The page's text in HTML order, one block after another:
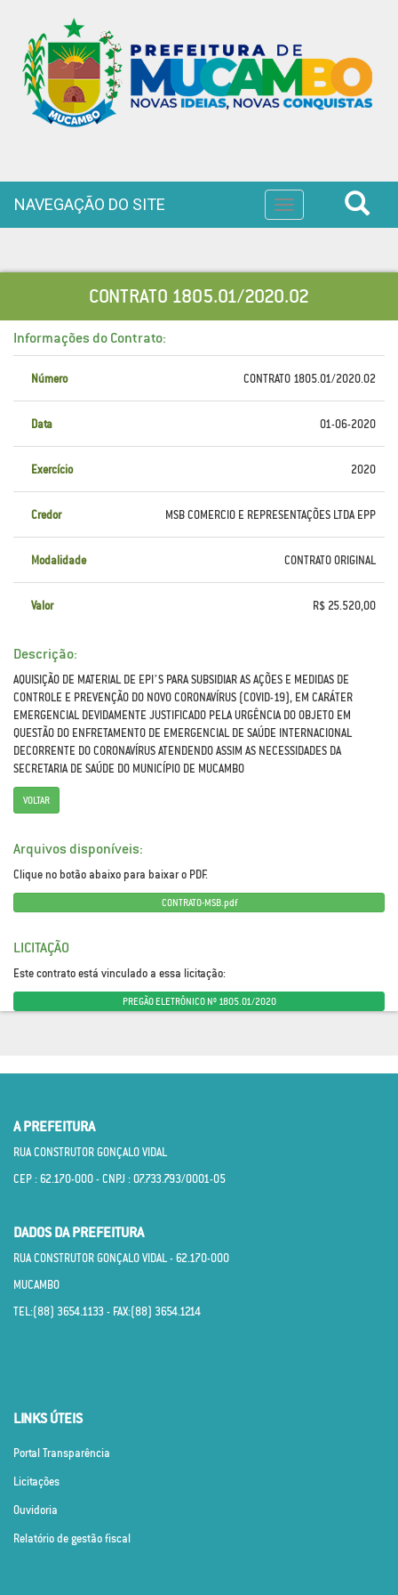
Toggle
navigation
NAVEGAÇÃO DO SITE
CONTRATO 1805.01/2020.02
Informações do Contrato:
Número CONTRATO 1805.01/2020.02
Data 01-06-2020
Exercício 2020
Credor MSB COMERCIO E REPRESENTAÇÕES LTDA EPP
Modalidade CONTRATO ORIGINAL
Valor R$ 25.520,00
Descrição:
AQUISIÇÃO DE MATERIAL DE EPI’S PARA SUBSIDIAR AS AÇÕES E MEDIDAS DE
CONTROLE E PREVENÇÃO DO NOVO CORONAVÍRUS (COVID-19), EM CARÁTER
EMERGENCIAL DEVIDAMENTE JUSTIFICADO PELA URGÊNCIA DO OBJETO EM
QUESTÃO DO ENFRETAMENTO DE EMERGENCIAL DE SAÚDE INTERNACIONAL
DECORRENTE DO CORONAVÍRUS ATENDENDO ASSIM AS NECESSIDADES DA
SECRETARIA DE SAÚDE DO MUNICÍPIO DE MUCAMBO
VOLTAR
Arquivos disponíveis:
Clique no botão abaixo para baixar o PDF.
CONTRATO-MSB.pdf
LICITAÇÃO
Este contrato está vinculado a essa licitação:
PREGÃO ELETRÔNICO Nº 1805.01/2020
A PREFEITURA
RUA CONSTRUTOR GONÇALO VIDAL
CEP : 62.170­-000 - CNPJ : 07.733.793/0001­-05
DADOS DA PREFEITURA
RUA CONSTRUTOR GONÇALO VIDAL - 62.170­-000
MUCAMBO
TEL:(88) 3654.1133 - FAX:(88) 3654.1214
LINKS ÚTEIS
Portal Transparência
Licitações
Ouvidoria
Relatório de gestão fiscal